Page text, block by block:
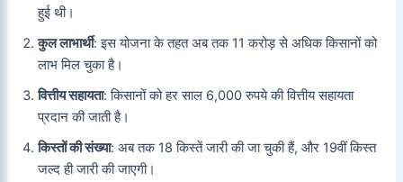
हुई थी।
कुल लाभार्थी: इस योजना के तहत अब तक 11 करोड़ से अधिक किसानों को
लाभ मिल चुका है।
वित्तीय सहायता: किसानों को हर साल 6,000 रुपये की वित्तीय सहायता
प्रदान की जाती है।
किस्तों की संख्या: अब तक 18 किस्तें जारी की जा चुकी हैं, और 19वीं किस्त
जल्द ही जारी की जाएगी।